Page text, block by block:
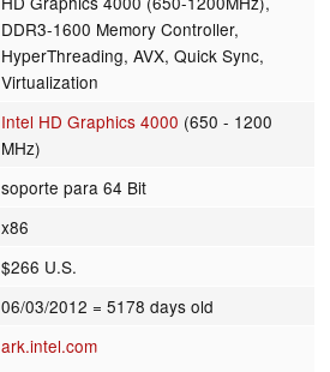
DDR3-1600 Memory Controller,
HyperThreading, AVX, Quick Sync,
Virtualization
Intel HD Graphics 4000 (650 - 1200
MHz)
soporte para 64 Bit
x86
$266 U.S.
06/03/2012 = 5178 days old
ark.intel.com